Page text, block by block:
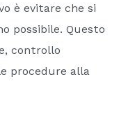
è evitare che si
possibile. Questo
controllo
procedure alla